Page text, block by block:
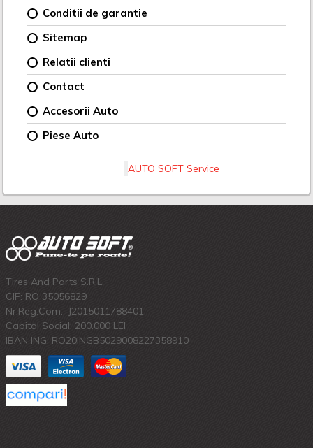
Conditii de garantie
Sitemap
Relatii clienti
Contact
Accesorii Auto
Piese Auto
AUTO SOFT Service
Tires And Parts S.R.L.
CIF: RO 35056829
Nr.Reg.Com.: J2015011788401
Capital Social: 200.000 LEI
IBAN ING: RO20INGB5029008227358910